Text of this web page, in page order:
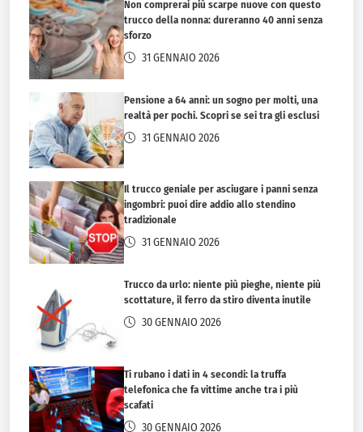
Non comprerai più scarpe nuove con questo
trucco della nonna: dureranno 40 anni senza
sforzo
31 GENNAIO 2026
Pensione a 64 anni: un sogno per molti, una
realtà per pochi. Scopri se sei tra gli esclusi
31 GENNAIO 2026
Il trucco geniale per asciugare i panni senza
ingombri: puoi dire addio allo stendino
tradizionale
31 GENNAIO 2026
Trucco da urlo: niente più pieghe, niente più
scottature, il ferro da stiro diventa inutile
30 GENNAIO 2026
Ti rubano i dati in 4 secondi: la truffa
telefonica che fa vittime anche tra i più
scafati
30 GENNAIO 2026